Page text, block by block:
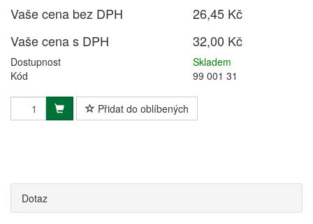
Vaše cena bez DPH
26,45 Kč
Vaše cena s DPH
32,00 Kč
Dostupnost
Skladem
Kód
99 001 31
Přidat do oblíbených
Dotaz